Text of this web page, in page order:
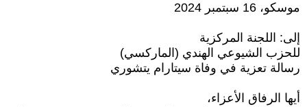
موسكو، 16 سبتمبر 2024
إلى: اللجنة المركزية
للحزب الشيوعي الهندي (الماركسي)
رسالة تعزية في وفاة سيتارام يتشوري
أيها الرفاق الأعزاء،